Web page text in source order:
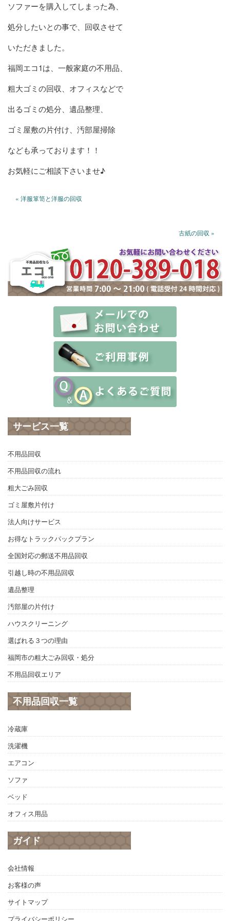
ソファーを購入してしまった為、
処分したいとの事で、回収させて
いただきました。
福岡エコ1は、一般家庭の不用品、
粗大ゴミの回収、オフィスなどで
出るゴミの処分、遺品整理、
ゴミ屋敷の片付け、汚部屋掃除
なども承っております！！
お気軽にご相談下さいませ♪
« 洋服箪笥と洋服の回収
古紙の回収 »
サービス一覧
不用品回収
不用品回収の流れ
粗大ごみ回収
ゴミ屋敷片付け
法人向けサービス
お得なトラックパックプラン
全国対応の郵送不用品回収
引越し時の不用品回収
遺品整理
汚部屋の片付け
ハウスクリーニング
選ばれる３つの理由
福岡市の粗大ごみ回収・処分
不用品回収エリア
不用品回収一覧
冷蔵庫
洗濯機
エアコン
ソファ
ベッド
オフィス用品
ガイド
会社情報
お客様の声
サイトマップ
プライバシーポリシー